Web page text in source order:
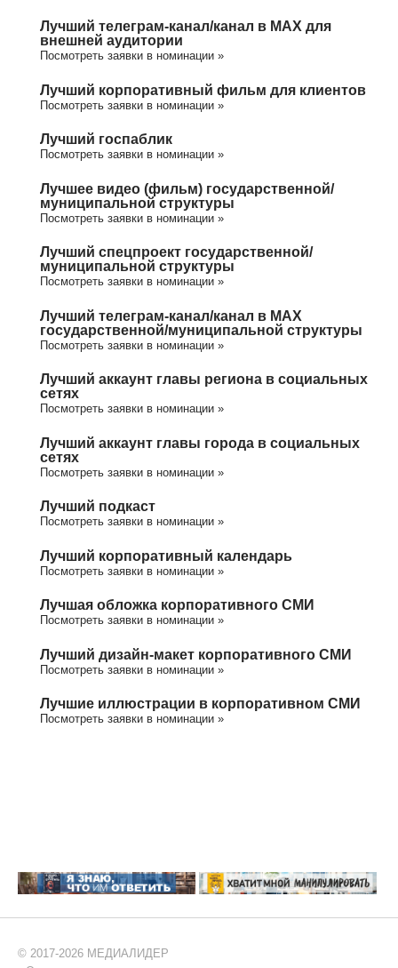
Лучший телеграм-канал/канал в МАХ для
внешней аудитории
Посмотреть заявки в номинации »
Лучший корпоративный фильм для клиентов
Посмотреть заявки в номинации »
Лучший госпаблик
Посмотреть заявки в номинации »
Лучшее видео (фильм) государственной/
муниципальной структуры
Посмотреть заявки в номинации »
Лучший спецпроект государственной/
муниципальной структуры
Посмотреть заявки в номинации »
Лучший телеграм-канал/канал в МАХ
государственной/муниципальной структуры
Посмотреть заявки в номинации »
Лучший аккаунт главы региона в социальных
сетях
Посмотреть заявки в номинации »
Лучший аккаунт главы города в социальных
сетях
Посмотреть заявки в номинации »
Лучший подкаст
Посмотреть заявки в номинации »
Лучший корпоративный календарь
Посмотреть заявки в номинации »
Лучшая обложка корпоративного СМИ
Посмотреть заявки в номинации »
Лучший дизайн-макет корпоративного СМИ
Посмотреть заявки в номинации »
Лучшие иллюстрации в корпоративном СМИ
Посмотреть заявки в номинации »
© 2017-2026 МЕДИАЛИДЕР